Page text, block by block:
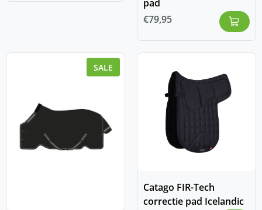
pad
€79,95
SALE
Catago FIR-Tech
correctie pad Icelandic